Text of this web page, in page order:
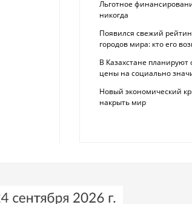
Льготное
никогда
Появился свежий
городов мира: кто его
В Казахстане планируют
цены на социально
Новый экономический
накрыть мир